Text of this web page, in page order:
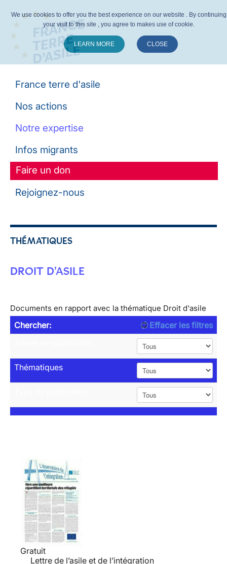
France terre d'asile
Nos actions
Notre expertise
Infos migrants
Faire un don
Rejoignez-nous
THÉMATIQUES
DROIT D'ASILE
Documents en rapport avec la thématique Droit d'asile
Chercher:
Effacer les filtres
Thématiques
Gratuit
Lettre de l’asile et de l’intégration
We use cookies to offer you the best experience on our website . By continuing
your visit to this site , you agree to makes use of cookie.
LEARN MORE CLOSE